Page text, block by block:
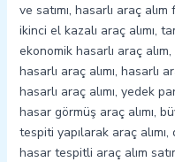
ve satımı, hasarlı araç
ikinci el kazalı araç alımı,
ekonomik hasarlı araç
hasarlı araç alımı, hasarlı
hasarlı araç alımı, yedek
hasar görmüş araç alımı,
tespiti yapılarak araç
hasar tespitli araç alım